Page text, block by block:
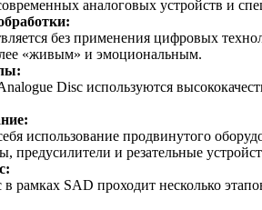
аналоговых устройств и
без применения цифровых
«живым» и эмоциональным.
Disc используются
использование продвинутого
предусилители и резательные
SAD проходит несколько